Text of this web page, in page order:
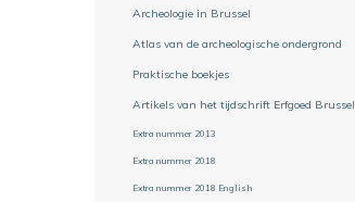
Archeologie in Brussel
Atlas van de archeologische ondergrond
Praktische boekjes
Artikels van het tijdschrift Erfgoed Brussel
Extra nummer 2013
Extra nummer 2018
Extra nummer 2018 English